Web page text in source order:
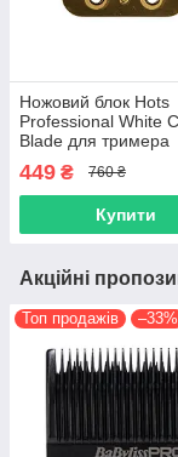
Ножовий блок Hots
Professional White
Blade для тримера
FX7870, FX726E
(HP-FX707G2ZE-
449 ₴ 760 ₴
Купити
Акційні
Топ продажів –33%